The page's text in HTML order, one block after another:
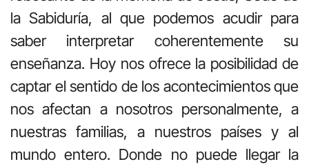
la Sabiduría, al que podemos acudir para
saber interpretar coherentemente su
enseñanza. Hoy nos ofrece la posibilidad de
captar el sentido de los acontecimientos que
nos afectan a nosotros personalmente, a
nuestras familias, a nuestros países y al
mundo entero. Donde no puede llegar la